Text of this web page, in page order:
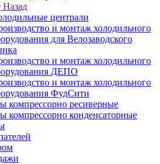
Назад
централи
и монтаж холодильного
для Велозаводского
и монтаж холодильного
ДЕПО
и монтаж холодильного
ФудСити
компрессорно ресиверные
компрессорно конденсаторные